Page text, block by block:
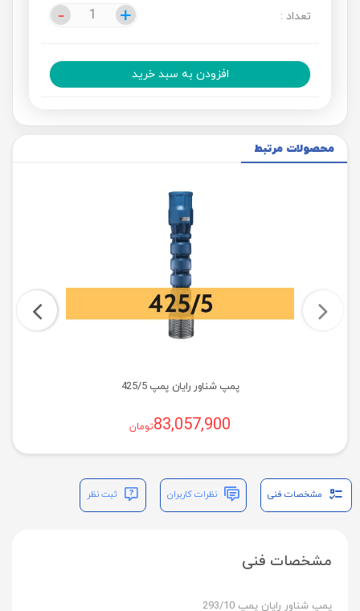
تعداد : +
- +
-
افزودن به سبد خرید
محصولات مرتبط
پمپ شناور رایان پمپ 425/5
83,057,900تومان
مشخصات فنی نظرات کاربران ثبت نظر
مشخصات فنی
پمپ شناور رایان پمپ 293/10